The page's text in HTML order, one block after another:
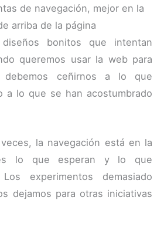
de navegación, mejor en la
arriba de la página
bonitos que intentan
queremos usar la web para
debemos ceñirnos a lo que
a lo que se han acostumbrado
la navegación está en la
lo que esperan y lo que
experimentos demasiado
dejamos para otras iniciativas